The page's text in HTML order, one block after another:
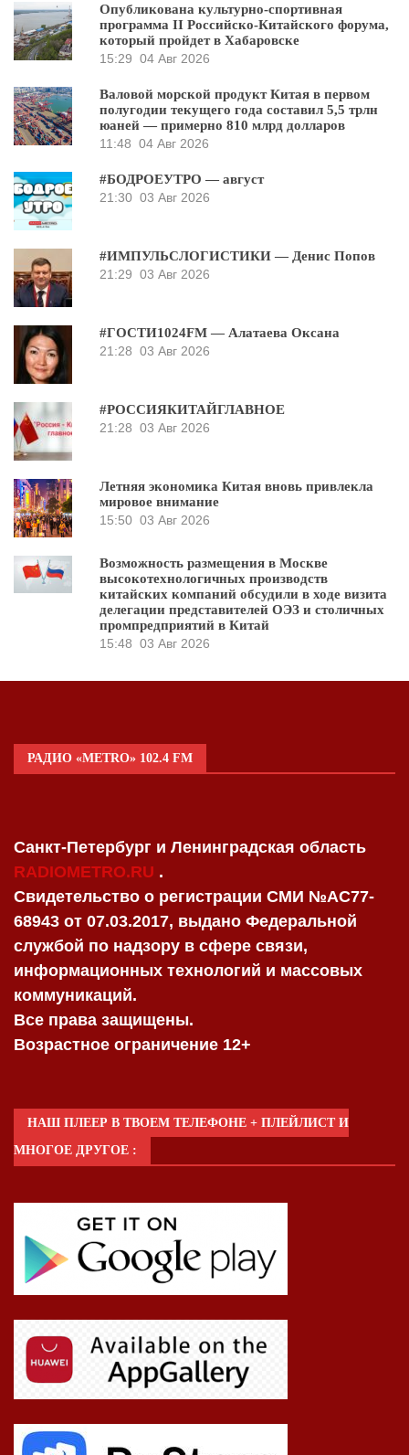
Опубликована культурно-спортивная
программа II Российско-Китайского форума,
который пройдет в Хабаровске
15:29 04 Авг 2026
Валовой морской продукт Китая в первом
полугодии текущего года составил 5,5 трлн
юаней — примерно 810 млрд долларов
11:48 04 Авг 2026
#БОДРОЕУТРО — август
21:30 03 Авг 2026
#ИМПУЛЬСЛОГИСТИКИ — Денис Попов
21:29 03 Авг 2026
#ГОСТИ1024FM — Алатаева Оксана
21:28 03 Авг 2026
#РОССИЯКИТАЙГЛАВНОЕ
21:28 03 Авг 2026
Летняя экономика Китая вновь привлекла
мировое внимание
15:50 03 Авг 2026
Возможность размещения в Москве
высокотехнологичных производств
китайских компаний обсудили в ходе визита
делегации представителей ОЭЗ и столичных
промпредприятий в Китай
15:48 03 Авг 2026
РАДИО «METRO» 102.4 FM
Санкт-Петербург и Ленинградская область
RADIOMETRO.RU .
Свидетельство о регистрации СМИ №AC77-
68943 от 07.03.2017, выдано Федеральной
службой по надзору в сфере связи,
информационных технологий и массовых
коммуникаций.
Все права защищены.
Возрастное ограничение 12+
НАШ ПЛЕЕР В ТВОЕМ ТЕЛЕФОНЕ + ПЛЕЙЛИСТ И
МНОГОЕ ДРУГОЕ :